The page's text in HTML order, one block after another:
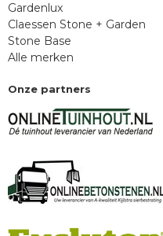
Gardenlux
Claessen Stone + Garden
Stone Base
Alle merken
Onze partners